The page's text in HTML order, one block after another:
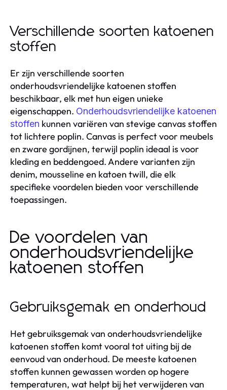
Verschillende soorten katoenen
stoffen
Er zijn verschillende soorten
onderhoudsvriendelijke katoenen stoffen
beschikbaar, elk met hun eigen unieke
eigenschappen. Onderhoudsvriendelijke katoenen
stoffen kunnen variëren van stevige canvas stoffen
tot lichtere poplin. Canvas is perfect voor meubels
en zware gordijnen, terwijl poplin ideaal is voor
kleding en beddengoed. Andere varianten zijn
denim, mousseline en katoen twill, die elk
specifieke voordelen bieden voor verschillende
toepassingen.
De voordelen van
onderhoudsvriendelijke
katoenen stoffen
Gebruiksgemak en onderhoud
Het gebruiksgemak van onderhoudsvriendelijke
katoenen stoffen komt vooral tot uiting bij de
eenvoud van onderhoud. De meeste katoenen
stoffen kunnen gewassen worden op hogere
temperaturen, wat helpt bij het verwijderen van